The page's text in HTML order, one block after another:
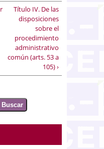
Título IV. De las
disposiciones
sobre el
procedimiento
administrativo
común (arts. 53 a
105) ›